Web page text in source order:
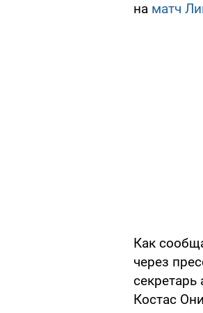
на матч
Как
через
секретарь
Костас